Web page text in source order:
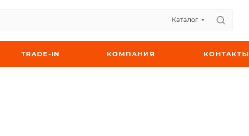
Каталог
TRADE-IN КОМПАНИЯ КОНТАКТЫ